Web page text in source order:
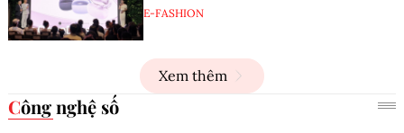
E-FASHION
Xem thêm
Công nghệ số